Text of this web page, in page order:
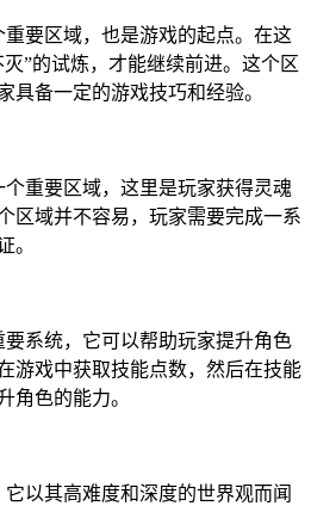
要区域，也是游戏的起点。在这
”的试炼，才能继续前进。这个区
具备一定的游戏技巧和经验。
重要区域，这里是玩家获得灵魂
区域并不容易，玩家需要完成一系
。
系统，它可以帮助玩家提升角色
游戏中获取技能点数，然后在技能
角色的能力。
以其高难度和深度的世界观而闻